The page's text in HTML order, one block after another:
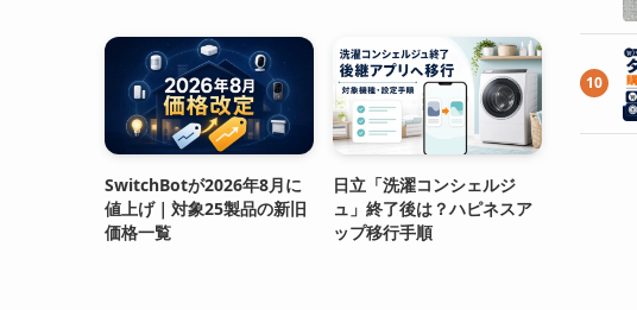
SwitchBotが2026年8月に
値上げ｜対象25製品の新旧
価格一覧
日立「洗濯コンシェルジ
ュ」終了後は？ハピネスア
ップ移行手順
10